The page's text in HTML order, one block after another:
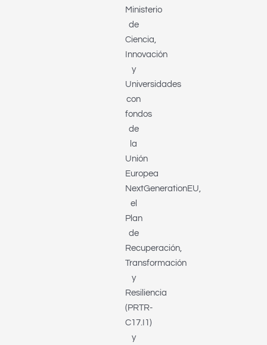
Ministerio
de
Ciencia,
Innovación
y
Universidades
con
fondos
de
la
Unión
Europea
NextGenerationEU,
el
Plan
de
Recuperación,
Transformación
y
Resiliencia
(PRTR-
C17.I1)
y